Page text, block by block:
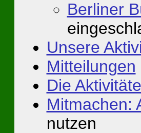
Berliner
Unsere
Mitteilungen
Die
Mitmachen:
nutzen